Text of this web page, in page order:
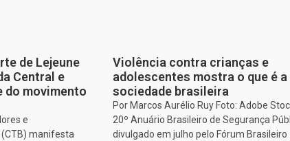
de Lejeune
Central e
movimento
e
manifesta
Violência contra crianças e
adolescentes mostra o que é a
sociedade brasileira
Por Marcos Aurélio Ruy Foto: Adobe
20º Anuário Brasileiro de Segurança
divulgado em julho pelo Fórum Brasileiro